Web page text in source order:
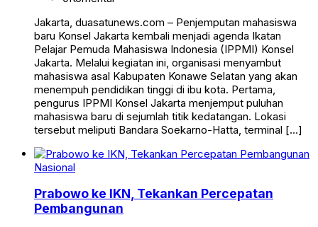
Jakarta, duasatunews.com – Penjemputan mahasiswa
baru Konsel Jakarta kembali menjadi agenda Ikatan
Pelajar Pemuda Mahasiswa Indonesia (IPPMI) Konsel
Jakarta. Melalui kegiatan ini, organisasi menyambut
mahasiswa asal Kabupaten Konawe Selatan yang akan
menempuh pendidikan tinggi di ibu kota. Pertama,
pengurus IPPMI Konsel Jakarta menjemput puluhan
mahasiswa baru di sejumlah titik kedatangan. Lokasi
tersebut meliputi Bandara Soekarno-Hatta, terminal […]
Nasional
Prabowo ke IKN, Tekankan Percepatan
Pembangunan